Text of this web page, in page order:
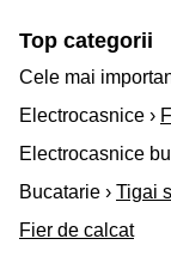
Top categorii
Cele mai
Electrocasnice ›
Electrocasnice
Bucatarie › Tigai
Fier de calcat